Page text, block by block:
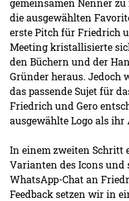
die ausgewählten
erste Pitch für Friedrich
Meeting kristallisierte
den Büchern und der
Gründer heraus. Jedoch
das passende Sujet für
Friedrich und Gero
ausgewählte Logo als
In einem zweiten Schritt
Varianten des Icons und
WhatsApp-Chat an
Feedback setzen wir in